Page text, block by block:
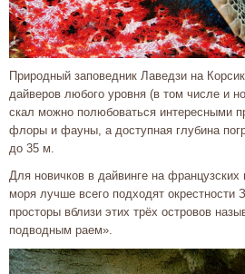
Природный заповедник Лаведзи на
дайверов любого уровня (в том числе и
скал можно полюбоваться интересными
флоры и фауны, а доступная глубина
до 35 м.
Для новичков в дайвинге на французских
моря лучше всего подходят окрестности
просторы вблизи этих трёх островов
подводным раем».